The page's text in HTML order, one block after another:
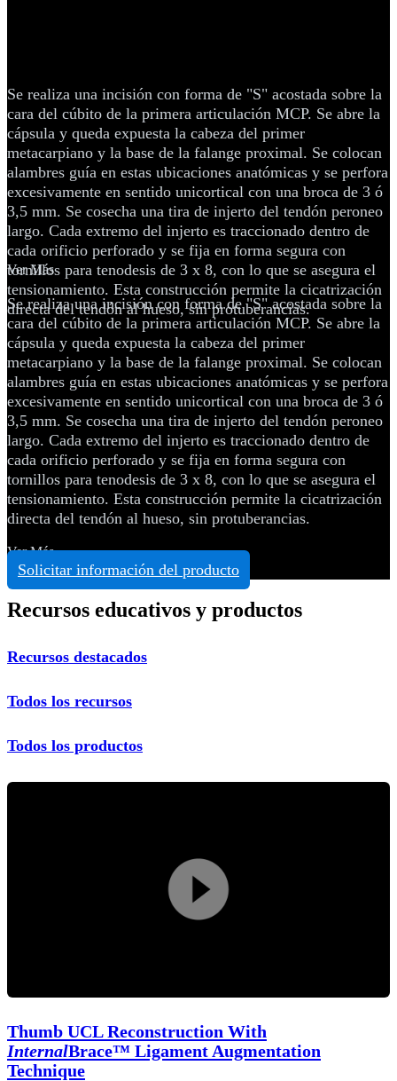
Se realiza una incisión con forma de "S" acostada sobre la
cara del cúbito de la primera articulación MCP. Se abre la
cápsula y queda expuesta la cabeza del primer
metacarpiano y la base de la falange proximal. Se colocan
alambres guía en estas ubicaciones anatómicas y se perfora
excesivamente en sentido unicortical con una broca de 3 ó
3,5 mm. Se cosecha una tira de injerto del tendón peroneo
largo. Cada extremo del injerto es traccionado dentro de
cada orificio perforado y se fija en forma segura con
tornillos para tenodesis de 3 x 8, con lo que se asegura el
tensionamiento. Esta construcción permite la cicatrización
directa del tendón al hueso, sin protuberancias.
Ver Más
Se realiza una incisión con forma de "S" acostada sobre la
cara del cúbito de la primera articulación MCP. Se abre la
cápsula y queda expuesta la cabeza del primer
metacarpiano y la base de la falange proximal. Se colocan
alambres guía en estas ubicaciones anatómicas y se perfora
excesivamente en sentido unicortical con una broca de 3 ó
3,5 mm. Se cosecha una tira de injerto del tendón peroneo
largo. Cada extremo del injerto es traccionado dentro de
cada orificio perforado y se fija en forma segura con
tornillos para tenodesis de 3 x 8, con lo que se asegura el
tensionamiento. Esta construcción permite la cicatrización
directa del tendón al hueso, sin protuberancias.
Ver Más
Solicitar información del producto
Recursos educativos y productos
Recursos destacados
Todos los recursos
Todos los productos
Play
Video
Thumb UCL Reconstruction With
InternalBrace™ Ligament Augmentation
Technique